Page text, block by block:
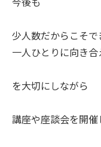
少人数だからこそ
一人ひとりに向き合
を大切にしながら
講座や座談会を開催